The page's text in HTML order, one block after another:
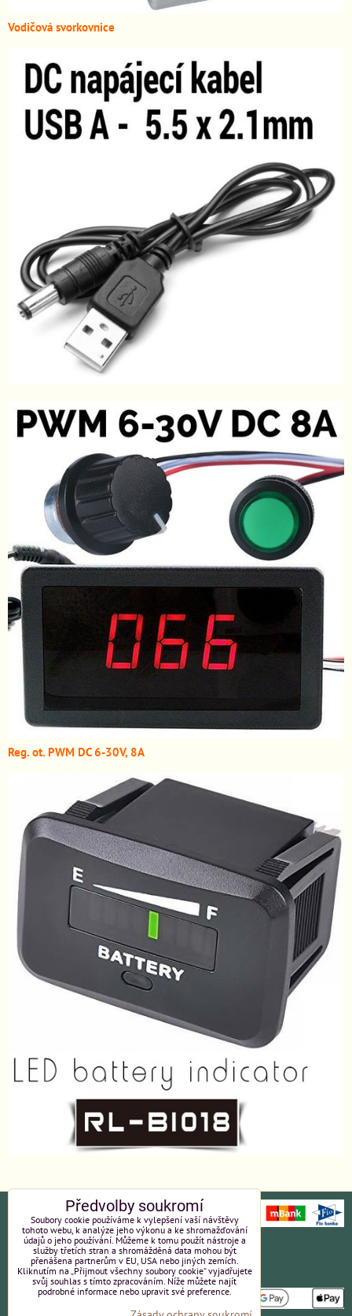
Vodičová svorkovnice
Reg. ot. PWM DC 6-30V, 8A
Ochrana osobních údajů
Platební údaje
Obchodní podmínky
Reklamace
Předvolby soukromí
Soubory cookie používáme k vylepšení vaší návštěvy
tohoto webu, k analýze jeho výkonu a ke shromažďování
údajů o jeho používání. Můžeme k tomu použít nástroje a
služby třetích stran a shromážděná data mohou být
přenášena partnerům v EU, USA nebo jiných zemích.
Kliknutím na „Přijmout všechny soubory cookie“ vyjadřujete
svůj souhlas s tímto zpracováním. Níže můžete najít
podrobné informace nebo upravit své preference.